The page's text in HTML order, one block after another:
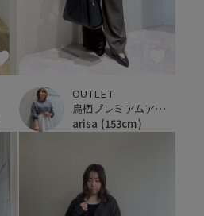
OUTLET
鳥栖プレミアムアウトレット
arisa (153cm)